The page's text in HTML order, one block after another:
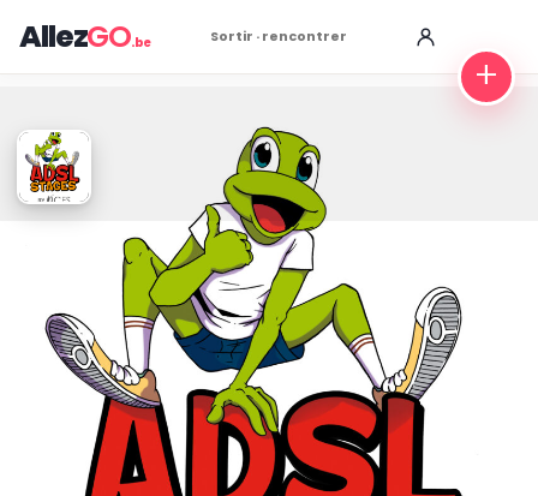
ADSL - Stages été 2026
Tarif
A partir de 100€
PARTAGER SAUVEGARDER
AllezGO.be Sortir · rencontrer
+